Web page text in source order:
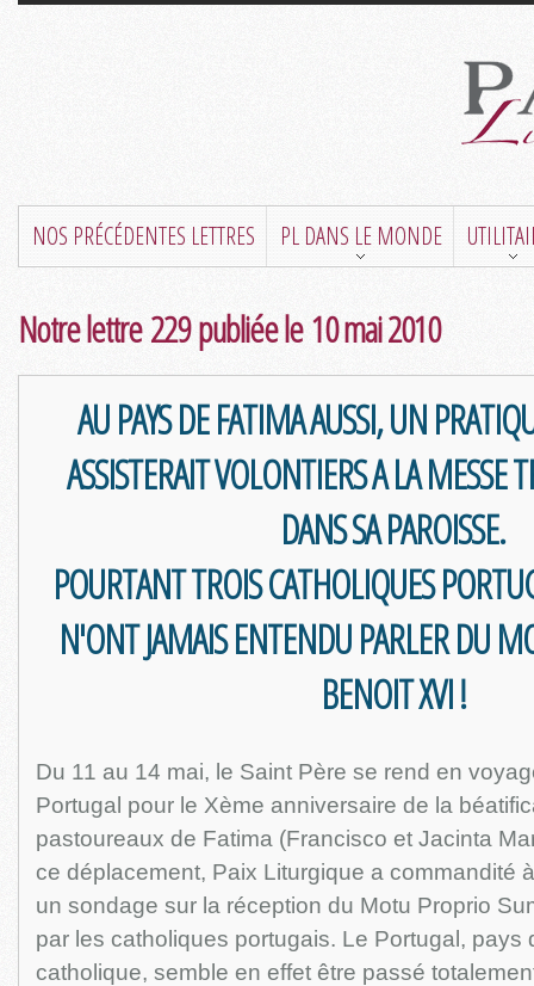
NOS PRÉCÉDENTES LETTRES PL DANS LE MONDE
Notre lettre 229 publiée le 10 mai 2010
AU PAYS DE FATIMA AUSSI, UN
ASSISTERAIT VOLONTIERS A LA MESSE
DANS SA PAROISSE.
POURTANT TROIS CATHOLIQUES
N'ONT JAMAIS ENTENDU PARLER DU
BENOIT XVI !
Du 11 au 14 mai, le Saint Père se rend en
Portugal pour le Xème anniversaire de la
pastoureaux de Fatima (Francisco et Jacinta
ce déplacement, Paix Liturgique a commandité
un sondage sur la réception du Motu Proprio
par les catholiques portugais. Le Portugal, pays
catholique, semble en effet être passé